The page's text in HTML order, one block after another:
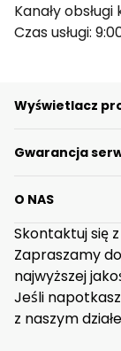
Kanały
Czas usługi:
Wyświetlacz
Gwarancja
O NAS
Skontaktuj się
Zapraszamy
najwyższej
Jeśli
z naszym